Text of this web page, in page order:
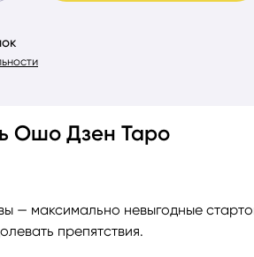
Ошо Дзен Таро
— максимально невыгодные
препятствия.